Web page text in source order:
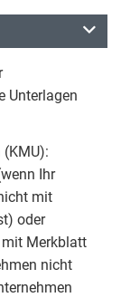
Unterlagen
Ihr
mit
oder
mit Merkblatt
nicht